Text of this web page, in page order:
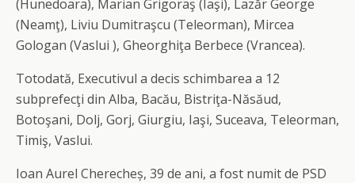
(Hunedoara), Marian Grigoraş (Iaşi), Lazăr George
(Neamţ), Liviu Dumitraşcu (Teleorman), Mircea
Gologan (Vaslui ), Gheorghiţa Berbece (Vrancea).
Totodată, Executivul a decis schimbarea a 12
subprefecţi din Alba, Bacău, Bistriţa-Năsăud,
Botoşani, Dolj, Gorj, Giurgiu, Iaşi, Suceava, Teleorman,
Timiş, Vaslui.
Ioan Aurel Cherecheș, 39 de ani, a fost numit de PSD